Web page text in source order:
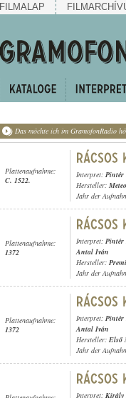
FILMALAP
Das möchte ich im GramofonRadio
Plattenaufnahme:
C. 1522.
Interpret: Pintér
Hersteller:
Jahr der
Plattenaufnahme:
1372
Interpret: Pintér
Antal Iván
Hersteller:
Jahr der
Plattenaufnahme:
1372
Interpret: Pintér
Antal Iván
Hersteller: Első
Jahr der
Interpret: Király